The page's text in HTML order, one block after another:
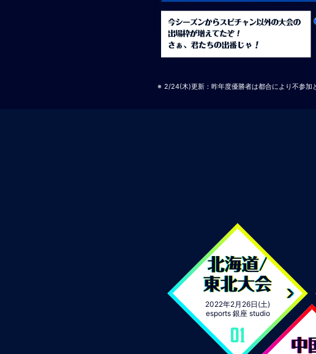
2/24(木)更新：昨年度優勝者は都合により不参加
北海道/
東北大会
2022年2月26日(土)
esports 銀座 studio
01
中